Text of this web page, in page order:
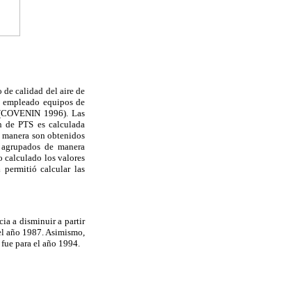
de calidad del aire de
equipos de
1996). Las
de PTS es calculada
son obtenidos
de manera
calculado los valores
permitió calcular las
a disminuir a partir
año 1987. Asimismo,
para el año 1994.